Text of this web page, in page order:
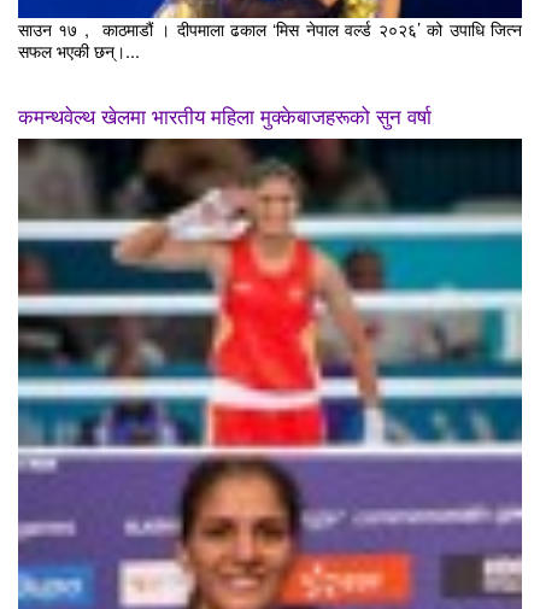
साउन १७ , काठमाडौं । दीपमाला ढकाल ‘मिस नेपाल वर्ल्ड २०२६’ को उपाधि जित्न
सफल भएकी छन्।...
कमन्थवेल्थ खेलमा भारतीय महिला मुक्केबाजहरूको सुन वर्षा